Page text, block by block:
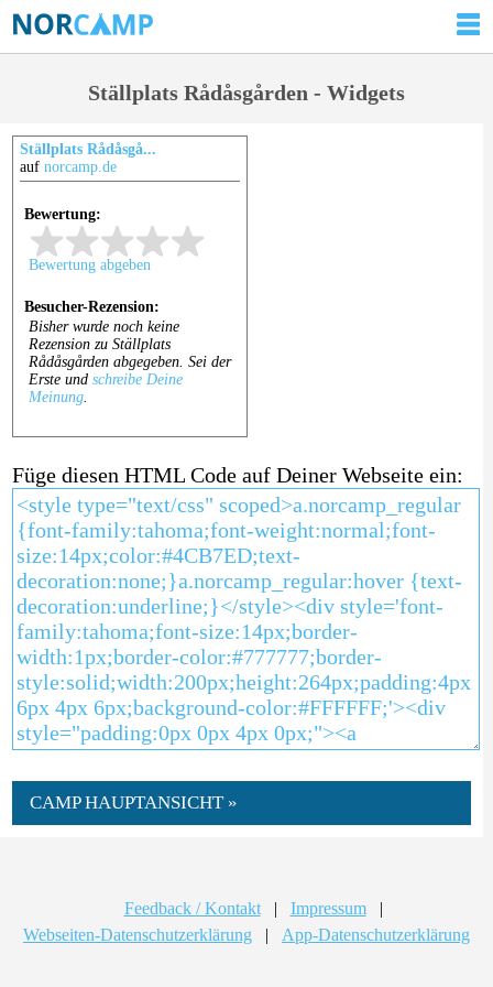
Ställplats Rådåsgården - Widgets
Ställplats Rådåsgå...
auf norcamp.de
Füge diesen HTML Code auf Deiner Webseite ein:
CAMP HAUPTANSICHT »
Feedback / Kontakt | Impressum
|
Webseiten-Datenschutzerklärung
| App-Datenschutzerklärung